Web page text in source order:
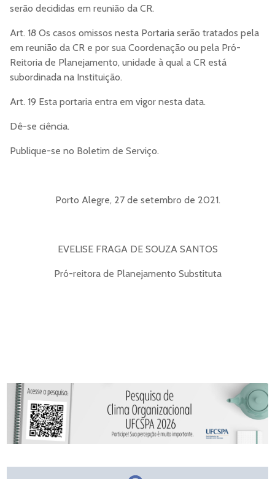
serão decididas em reunião da CR.
Art. 18 Os casos omissos nesta Portaria serão tratados pela
em reunião da CR e por sua Coordenação ou pela Pró-
Reitoria de Planejamento, unidade à qual a CR está
subordinada na Instituição.
Art. 19 Esta portaria entra em vigor nesta data.
Dê-se ciência.
Publique-se no Boletim de Serviço.
Porto Alegre, 27 de setembro de 2021.
EVELISE FRAGA DE SOUZA SANTOS
Pró-reitora de Planejamento Substituta